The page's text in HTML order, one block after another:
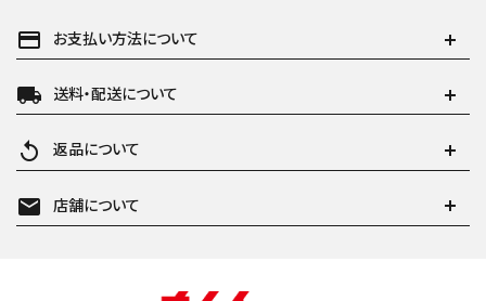
payment お支払い方法について
local_shipping 送料・配送について
replay 返品について
mail 店舗について